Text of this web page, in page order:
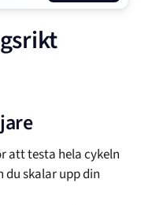
att testa hela cykeln
skalar upp din